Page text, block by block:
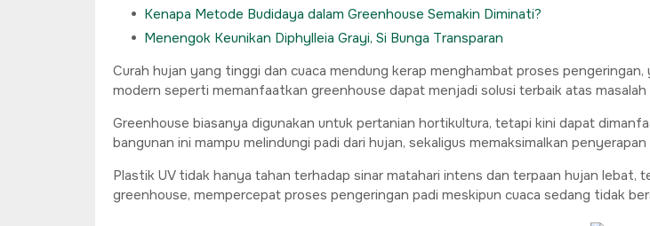
Kenapa Metode Budidaya dalam Greenhouse Semakin Diminati?
Menengok Keunikan Diphylleia Grayi, Si Bunga Transparan
Curah hujan yang tinggi dan cuaca mendung kerap menghambat proses
modern seperti memanfaatkan greenhouse dapat menjadi solusi terbaik atas masalah
Greenhouse biasanya digunakan untuk pertanian hortikultura, tetapi kini dapat
bangunan ini mampu melindungi padi dari hujan, sekaligus memaksimalkan penyerapan
Plastik UV tidak hanya tahan terhadap sinar matahari intens dan terpaan hujan lebat,
greenhouse, mempercepat proses pengeringan padi meskipun cuaca sedang tidak